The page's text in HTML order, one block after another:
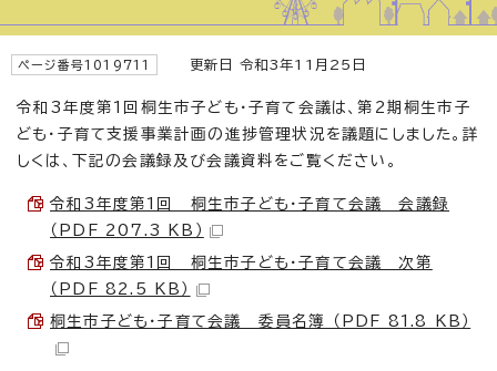
ページ番号1019711 更新日 令和3年11月25日
令和3年度第1回桐生市子ども・子育て会議は、第2期桐生市子
ども・子育て支援事業計画の進捗管理状況を議題にしました。詳
しくは、下記の会議録及び会議資料をご覧ください。
令和3年度第1回 桐生市子ども・子育て会議 会議録
（PDF 207.3 KB）
令和3年度第1回 桐生市子ども・子育て会議 次第
（PDF 82.5 KB）
桐生市子ども・子育て会議 委員名簿 （PDF 81.8 KB）